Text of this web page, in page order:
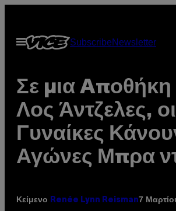
περιεχόμενο
Ανοίξτε
το
SubscribeNewsletter
Σε μια Aποθήκη
Λος Άντζελες, οι
Γυναίκες
Αγώνες Μπρα
Κείμενο Renée Lynn Reisman7